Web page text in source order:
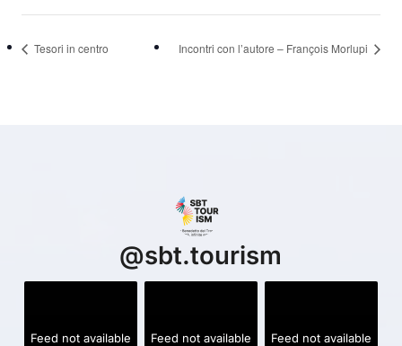
Tesori in centro Incontri con l’autore – François Morlupi
@sbt.tourism
Feed not available Feed not available Feed not available